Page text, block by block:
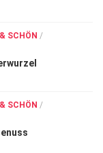
SCHÖN /
SCHÖN /